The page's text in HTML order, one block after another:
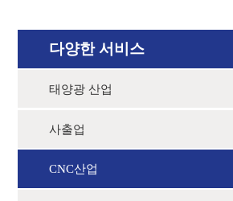
다양한 서비스
태양광 산업
사출업
CNC산업